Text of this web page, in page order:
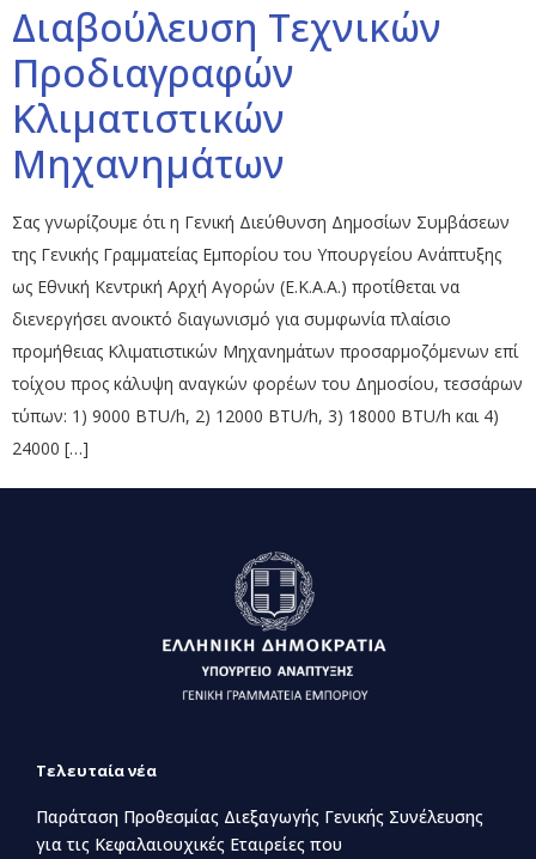
Διαβούλευση Τεχνικών
Προδιαγραφών
Κλιματιστικών
Μηχανημάτων
Σας γνωρίζουμε ότι η Γενική Διεύθυνση Δημοσίων Συμβάσεων
της Γενικής Γραμματείας Εμπορίου του Υπουργείου Ανάπτυξης
ως Εθνική Κεντρική Αρχή Αγορών (Ε.Κ.Α.Α.) προτίθεται να
διενεργήσει ανοικτό διαγωνισμό για συμφωνία πλαίσιο
προμήθειας Κλιματιστικών Μηχανημάτων προσαρμοζόμενων επί
τοίχου προς κάλυψη αναγκών φορέων του Δημοσίου, τεσσάρων
τύπων: 1) 9000 BTU/h, 2) 12000 BTU/h, 3) 18000 BTU/h και 4)
24000 […]
Τελευταία νέα
Παράταση Προθεσμίας Διεξαγωγής Γενικής Συνέλευσης
για τις Κεφαλαιουχικές Εταιρείες που